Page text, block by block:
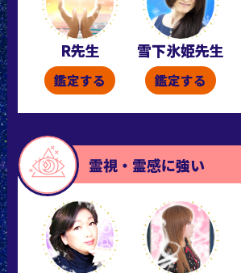
R先生
鑑定する
雪下氷姫先生
鑑定する
霊視・霊感に強い